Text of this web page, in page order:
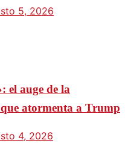
5, 2026
el auge de la
atormenta a Trump
4, 2026